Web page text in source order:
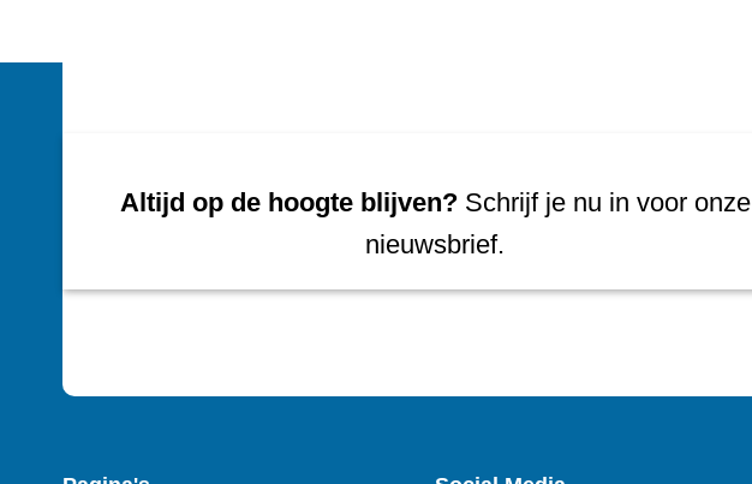
Altijd op de hoogte blijven?Schrijf je nu in voor onze
nieuwsbrief.